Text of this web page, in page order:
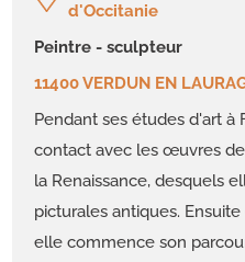
d'Occitanie
peintre - sculpteur
11400 VERDUN EN
Pendant ses études d'art à
contact avec les œuvres
la Renaissance, desquels
picturales antiques.
elle commence son